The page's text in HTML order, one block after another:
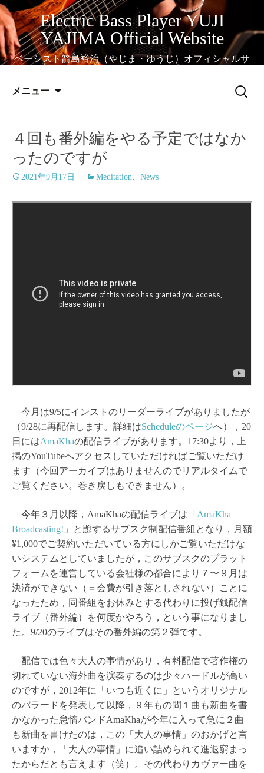
コ
ン
テ
ン
ツ
へ
Electric Bass Player YUJI
YAJIMA Official Website
ベーシスト箭島裕治（やじま・ゆうじ）オフィシャルサ
メニュー
検
４回も番外編をやる予定ではなか
ったのですが
2021年9月17日 Meditation、 News
今月は9/5にインストのリーダーライブがありましたが
（9/28に再配信します。詳細はScheduleのページへ），20
日にはAmaKhaの配信ライブがあります。17:30より，上
掲のYouTubeへアクセスしていただければご覧いただけ
ます（今回アーカイブはありませんのでリアルタイムで
ご覧ください。巻き戻しもできません）。
今年３月以降，AmaKhaの配信ライブは「 AmaKha
Broadcasting! 」と題するサブスク制配信番組となり，月額
¥1,000でご契約いただいている方にしかご覧いただけな
いシステムとしていましたが，このサブスクのプラット
フォームを運営している会社様の都合により７〜９月は
決済ができない（＝会費が引き落としされない）ことに
なったため，同番組をお休みとする代わりに投げ銭配信
ライブ（番外編）を何度かやろう，という事になりまし
た。9/20のライブはその番外編の第２弾です。
配信では色々大人の事情があり，有料配信で著作権の
切れていない海外曲を演奏するのは少々ハードルが高い
のですが，2012年に「いつも近くに」というオリジナル
のバラードを発表して以降，９年もの間１曲も新曲を書
かなかった怠惰バンドAmaKhaが今年に入って急に２曲
も新曲を書けたのは，この「大人の事情」のおかげと言
いますか，「大人の事情」に追い詰められて進退窮まっ
たからだとも言えます（笑）。その代わりカヴァー曲を